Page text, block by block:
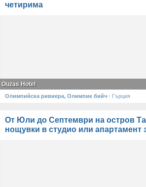
четирима
Ouzas Hotel
Олимпийска ривиера, Олимпик бийч · Гърция
От Юли до Септември на остров
нощувки в студио или апартамент